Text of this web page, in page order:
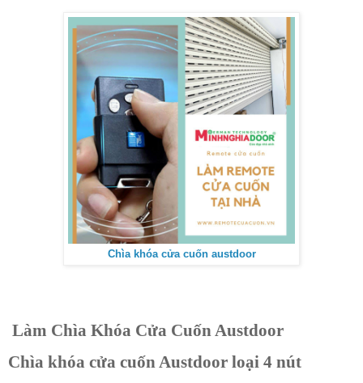
Chìa khóa cửa cuốn austdoor
Làm Chìa Khóa Cửa Cuốn Austdoor
Chìa khóa cửa cuốn Austdoor loại 4 nút